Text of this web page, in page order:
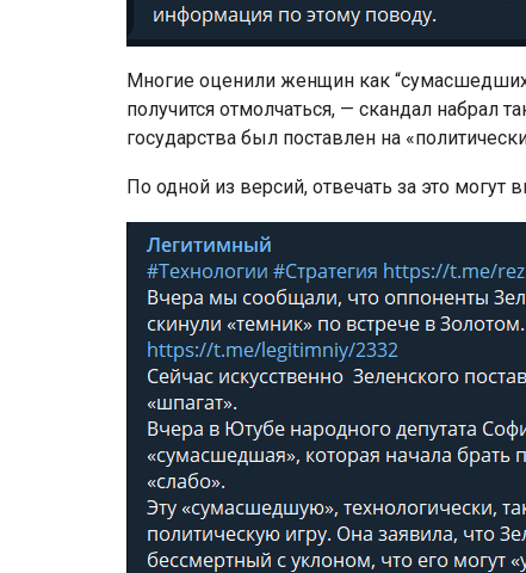
Многие оценили женщин как
получится отмолчаться, — скандал набрал
государства был поставлен на
По одной из версий, отвечать за это